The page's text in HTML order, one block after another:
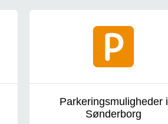
Parkeringsmuligheder i
Sønderborg